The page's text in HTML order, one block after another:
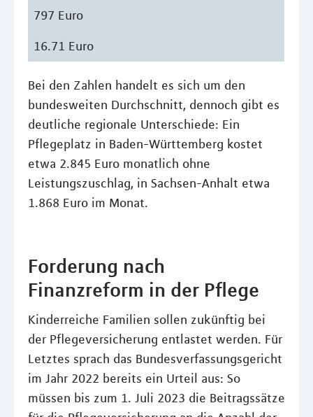
797 Euro
16.71 Euro
Bei den Zahlen handelt es sich um den
bundesweiten Durchschnitt, dennoch gibt es
deutliche regionale Unterschiede: Ein
Pflegeplatz in Baden-Württemberg kostet
etwa 2.845 Euro monatlich ohne
Leistungszuschlag, in Sachsen-Anhalt etwa
1.868 Euro im Monat.
Forderung nach
Finanzreform in der Pflege
Kinderreiche Familien sollen zukünftig bei
der Pflegeversicherung entlastet werden. Für
Letztes sprach das Bundesverfassungsgericht
im Jahr 2022 bereits ein Urteil aus: So
müssen bis zum 1. Juli 2023 die Beitragssätze